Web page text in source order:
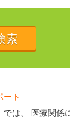
ート
は、 医療関